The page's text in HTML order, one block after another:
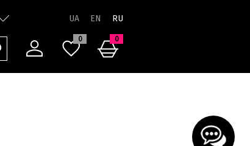
RU
0 0